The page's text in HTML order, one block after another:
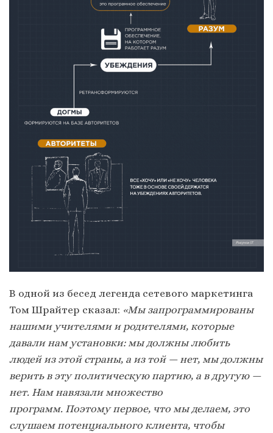
В одной из бесед легенда сетевого маркетинга
Том Шрайтер сказал: «Мы запрограммированы
нашими учителями и родителями, которые
давали нам установки: мы должны любить
людей из этой страны, а из той — нет, мы должны
верить в эту политическую партию, а в другую —
нет. Нам навязали множество
программ. Поэтому первое, что мы делаем, это
слушаем потенциального клиента, чтобы